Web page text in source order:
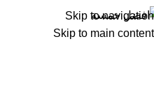
Skip to navigation
Skip to main content